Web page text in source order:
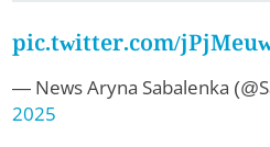
pic.twitter.com/
— News Aryna Sabalenka
2025